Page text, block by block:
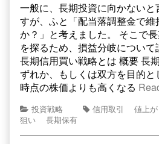
一般に、長期投資に向かない
すが、ふと「配当落調整金で
か？」と考えました。 そこで
を探るため、損益分岐について
長期信用買い戦略とは 概要 長
ずれか、もしくは双方を目的と
時点の株価よりも高くなる
投資戦略 信用取引 値上
狙い
長期保有